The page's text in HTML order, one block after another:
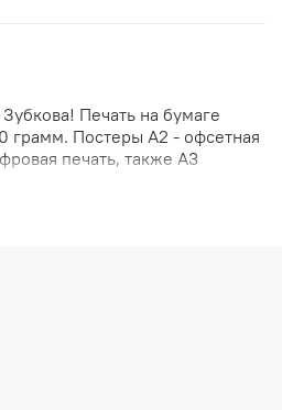
Печать на бумаге
грамм. Постеры А2 - офсетная
печать, также А3